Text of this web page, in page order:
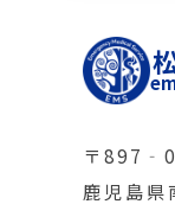
〒
鹿児島